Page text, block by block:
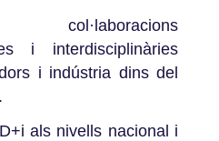
col·laboracions
i interdisciplinàries
i indústria dins del
als nivells nacional i